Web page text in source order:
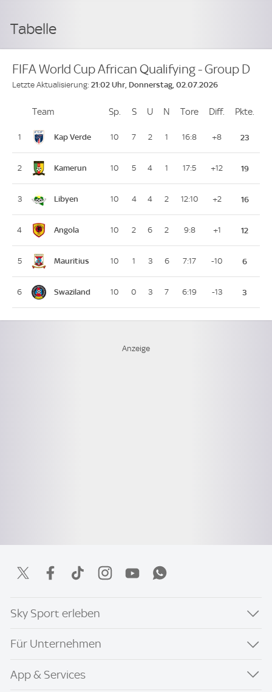
Tabelle
FIFA World Cup African Qualifying - Group D
Letzte Aktualisierung: 21:02 Uhr, Donnerstag, 02.07.2026
PlatzTeam Sp. Spiele
SSiege
U Unentschieden
N Niederlagen
Tore ToreDiff. Differenz
Pkte.
1 Kap Verde 10 7 2 1 16:8 +8 23
2 Kamerun 10 5 4 1 17:5 +12 19
3 Libyen 10 4 4 2 12:10 +2 16
4 Angola 10 2 6 2 9:8 +1 12
5 Mauritius 10 1 3 6 7:17 -10 6
6 Swaziland 10 0 3 7 6:19 -13 3
Sky Sport erleben
Für Unternehmen
App & Services